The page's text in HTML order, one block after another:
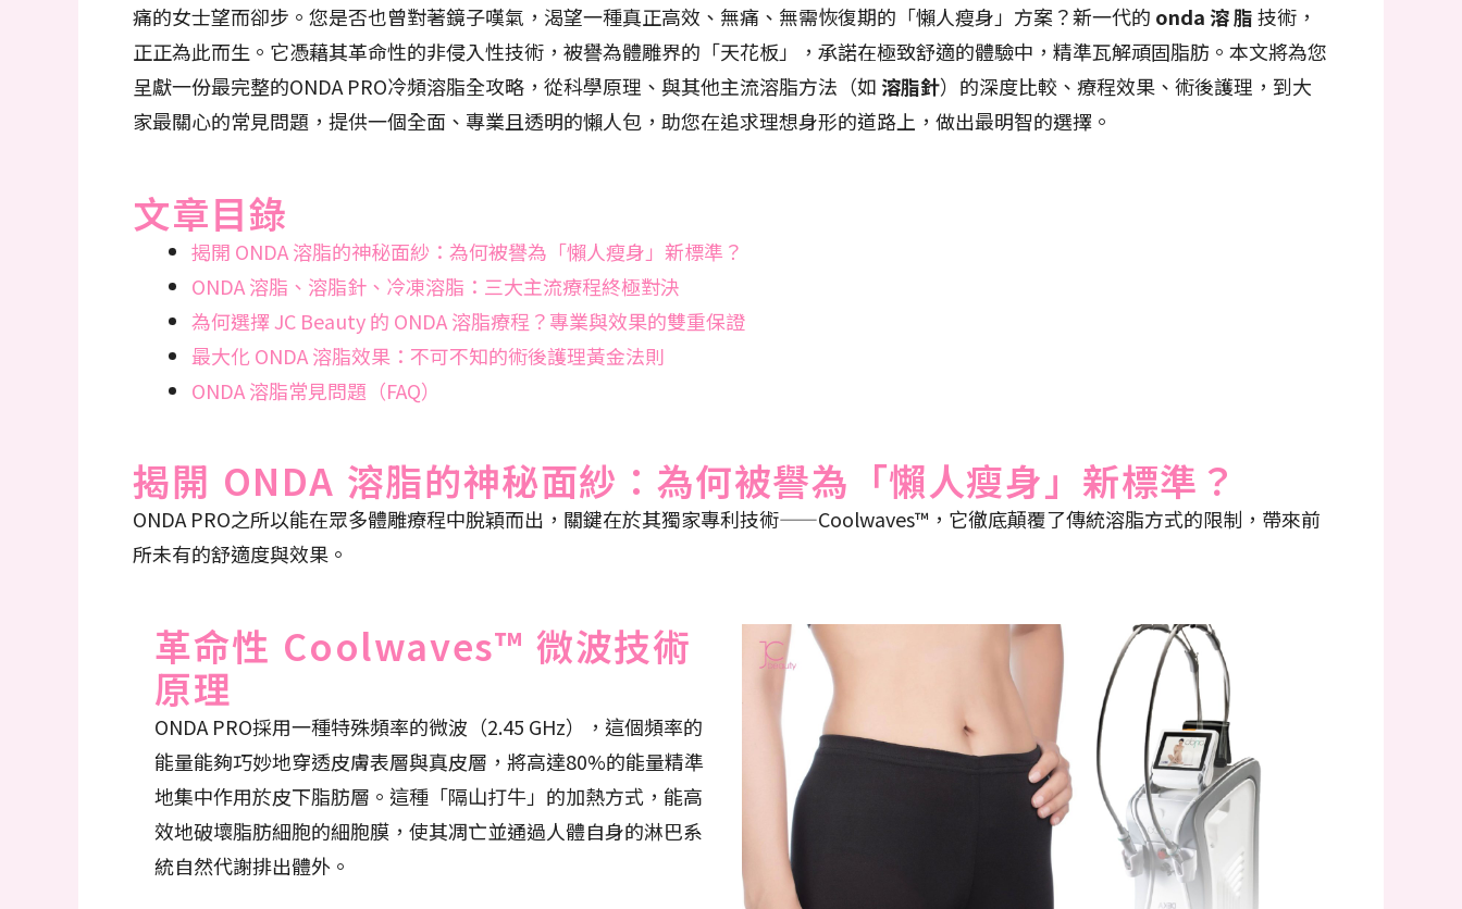
痛的女士望而卻步。您是否也曾對著鏡子嘆氣，渴望一種真正高效、無痛、無需恢復期的「懶人瘦身」方案？新一代的 onda 溶 脂技術，
正正為此而生。它憑藉其革命性的非侵入性技術，被譽為體雕界的「天花板」，承諾在極致舒適的體驗中，精準瓦解頑固脂肪。本文將為您
呈獻一份最完整的ONDA PRO冷頻溶脂全攻略，從科學原理、與其他主流溶脂方法（如溶脂針）的深度比較、療程效果、術後護理，到大
家最關心的常見問題，提供一個全面、專業且透明的懶人包，助您在追求理想身形的道路上，做出最明智的選擇。
文章目錄
揭開 ONDA 溶脂的神秘面紗：為何被譽為「懶人瘦身」新標準？
ONDA 溶脂、溶脂針、冷凍溶脂：三大主流療程終極對決
為何選擇 JC Beauty 的 ONDA 溶脂療程？專業與效果的雙重保證
最大化 ONDA 溶脂效果：不可不知的術後護理黃金法則
ONDA 溶脂常見問題（FAQ）
揭開 ONDA 溶脂的神秘面紗：為何被譽為「懶人瘦身」新標準？
ONDA PRO之所以能在眾多體雕療程中脫穎而出，關鍵在於其獨家專利技術——Coolwaves™，它徹底顛覆了傳統溶脂方式的限制，帶來前
所未有的舒適度與效果。
革命性 Coolwaves™ 微波技術
原理
ONDA PRO採用一種特殊頻率的微波（2.45 GHz），這個頻率的
能量能夠巧妙地穿透皮膚表層與真皮層，將高達80%的能量精準
地集中作用於皮下脂肪層。這種「隔山打牛」的加熱方式，能高
效地破壞脂肪細胞的細胞膜，使其凋亡並通過人體自身的淋巴系
統自然代謝排出體外。